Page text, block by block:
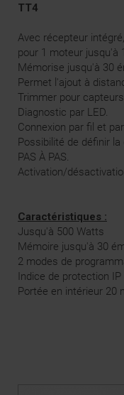
TT4
Avec récepteur intégré,
pour 1 moteur jusqu'à
Mémorise jusqu'à 30
Permet l'ajout à
Trimmer pour
Diagnostic par LED.
Connexion par fil et
Possibilité de définir
PAS À PAS.
Activation/
Caractéristiques :
Jusqu'à 500 Watts
Mémoire jusqu'à 30
2 modes de
Indice de protection IP
Portée en intérieur 20